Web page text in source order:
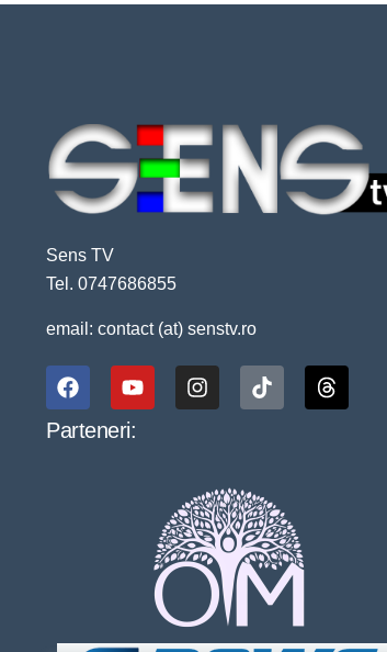
Sens TV
Tel. 0747686855
email: contact (at) senstv.ro
Parteneri: